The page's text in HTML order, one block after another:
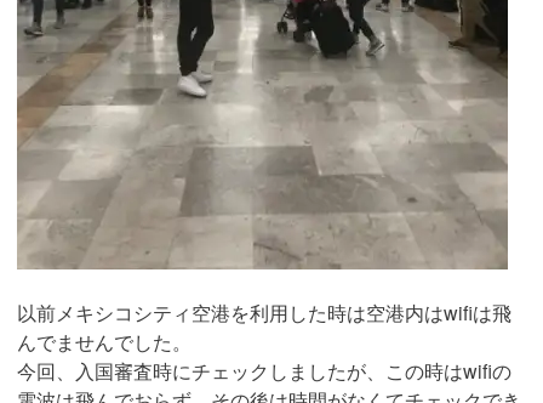
以前メキシコシティ空港を利用した時は空港内はwifiは飛
んでませんでした。
今回、入国審査時にチェックしましたが、この時はwifiの